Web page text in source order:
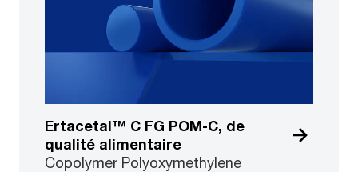
Ertacetal™ C FG POM-C, de
qualité alimentaire
Copolymer Polyoxymethylene